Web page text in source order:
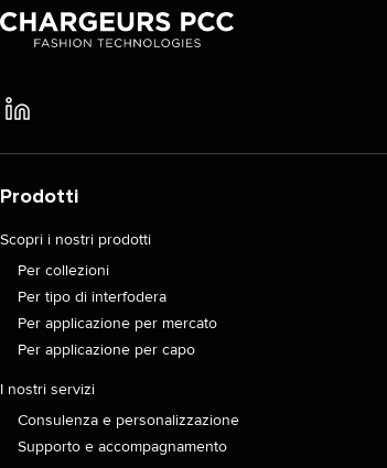
Prodotti
Scopri i nostri prodotti
Per collezioni
Per tipo di interfodera
Per applicazione per mercato
Per applicazione per capo
I nostri servizi
Consulenza e personalizzazione
Supporto e accompagnamento